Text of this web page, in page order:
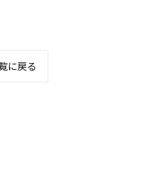
に戻る